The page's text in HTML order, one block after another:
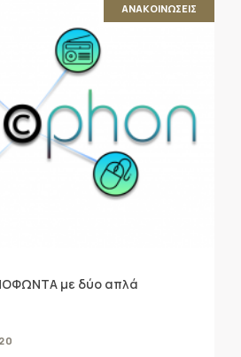
ΑΝΑΚΟΙΝΩΣΕΙΣ
με δύο απλά